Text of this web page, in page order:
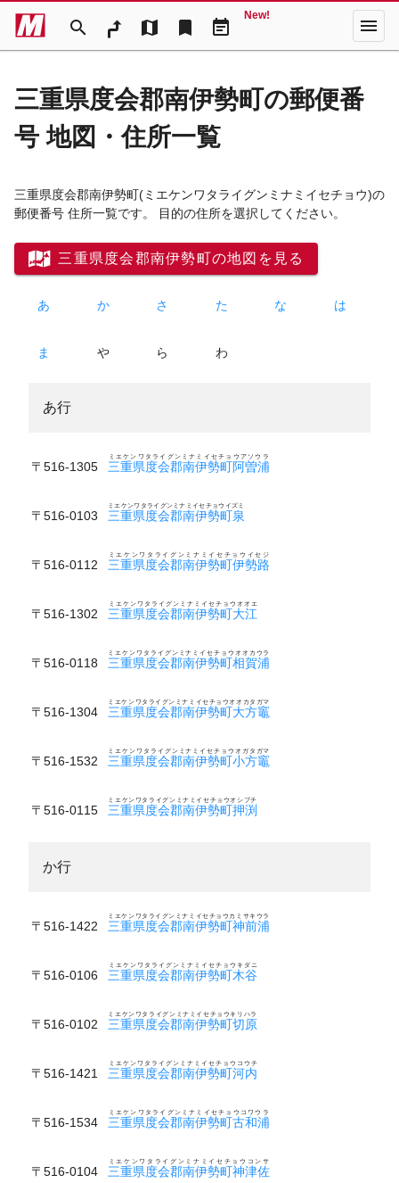
search map bookmark event_note
New! menu
三重県度会郡南伊勢町の郵便番
号 地図・住所一覧
三重県度会郡南伊勢町(ミエケンワタライグンミナミイセチョウ)の
郵便番号 住所一覧です。 目的の住所を選択してください。
三重県度会郡南伊勢町の地図を見る
あ か さ た な は
ま や ら わ
あ行
〒516-1305 三重県度会郡南伊勢町阿曽浦
ミエケンワタライグンミナミイセチョウアソウラ
〒516-0103 三重県度会郡南伊勢町泉
ミエケンワタライグンミナミイセチョウイズミ
〒516-0112 三重県度会郡南伊勢町伊勢路
ミエケンワタライグンミナミイセチョウイセジ
〒516-1302 三重県度会郡南伊勢町大江
ミエケンワタライグンミナミイセチョウオオエ
〒516-0118 三重県度会郡南伊勢町相賀浦
ミエケンワタライグンミナミイセチョウオオカウラ
〒516-1304 三重県度会郡南伊勢町大方竈
ミエケンワタライグンミナミイセチョウオオカタガマ
〒516-1532 三重県度会郡南伊勢町小方竈
ミエケンワタライグンミナミイセチョウオガタガマ
〒516-0115 三重県度会郡南伊勢町押渕
ミエケンワタライグンミナミイセチョウオシブチ
か行
〒516-1422 三重県度会郡南伊勢町神前浦
ミエケンワタライグンミナミイセチョウカミサキウラ
〒516-0106 三重県度会郡南伊勢町木谷
ミエケンワタライグンミナミイセチョウキダニ
〒516-0102 三重県度会郡南伊勢町切原
ミエケンワタライグンミナミイセチョウキリハラ
〒516-1421 三重県度会郡南伊勢町河内
ミエケンワタライグンミナミイセチョウコウチ
〒516-1534 三重県度会郡南伊勢町古和浦
ミエケンワタライグンミナミイセチョウコワウラ
〒516-0104 三重県度会郡南伊勢町神津佐
ミエケンワタライグンミナミイセチョウコンサ